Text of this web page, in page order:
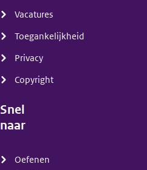
Vacatures
Toegankelijkheid
Privacy
Copyright
Snel
naar
Oefenen